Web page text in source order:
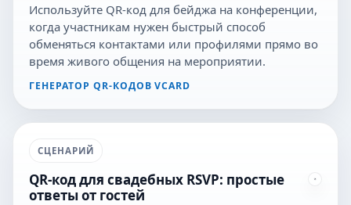
Используйте QR-код для бейджа на конференции,
когда участникам нужен быстрый способ
обменяться контактами или профилями прямо во
время живого общения на мероприятии.
ГЕНЕРАТОР QR-КОДОВ VCARD
СЦЕНАРИЙ
QR-код для свадебных RSVP: простые
ответы от гостей